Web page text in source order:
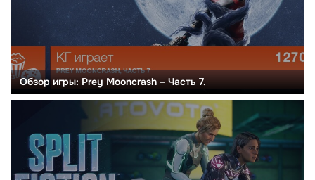
Обзор игры: Prey Mooncrash – Часть 7.